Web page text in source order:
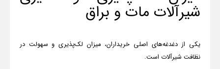
شیرآلات مات و براق
یکی از دغدغه‌های اصلی خریداران، میزان لک‌پذیری و سهولت در
نظافت شیرآلات است.